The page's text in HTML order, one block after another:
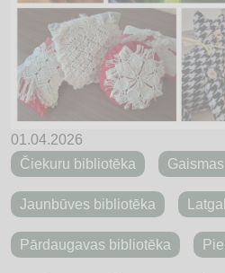
01.04.2026
Čiekuru bibliotēka
Jaunbūves bibliotēka
Pārdaugavas bibliotēka